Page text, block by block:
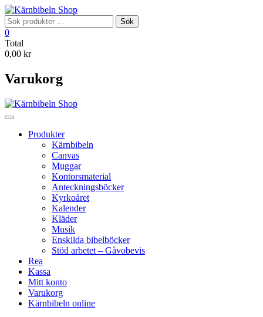
Skip
to
content
Sök
efter:
Sök
0
Total
0,00 kr
Varukorg
Produkter
Kärnbibeln
Canvas
Muggar
Kontorsmaterial
Anteckningsböcker
Kyrkoåret
Kalender
Kläder
Musik
Enskilda bibelböcker
Stöd arbetet – Gåvobevis
Rea
Kassa
Mitt konto
Varukorg
Kärnbibeln online